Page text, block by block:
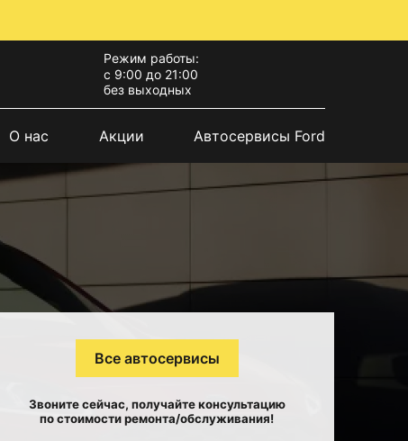
Режим работы:
с 9:00 до 21:00
без выходных
О нас Акции Автосервисы Ford
Все автосервисы
Звоните сейчас, получайте консультацию
по стоимости ремонта/обслуживания!